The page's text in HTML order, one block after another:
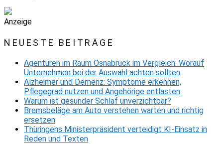
Anzeige
NEUESTE BEITRÄGE
Agenturen im Raum Osnabrück im Vergleich: Worauf
Unternehmen bei der Auswahl achten sollten
Alzheimer und Demenz: Symptome erkennen,
Pflegegrad nutzen und Angehörige entlasten
Warum ist gesunder Schlaf unverzichtbar?
Bremsbeläge am Auto verstehen warten und richtig
ersetzen
Thüringens Ministerpräsident verteidigt KI-Einsatz in
Reden und Texten